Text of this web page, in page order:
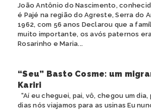
João Antônio do Nascimento,
é Pajé na região do Agreste, Serra do
1962, com 56 anos Declarou que a
muito importante, os avós paternos
Rosarinho e Maria...
“Seu” Basto Cosme: um
Kariri
“Aí eu cheguei, pai, vô, chegou um
dias nós viajamos para as usinas Eu